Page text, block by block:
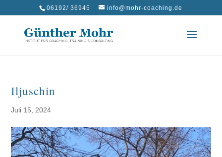
06192/ 36945 info@mohr-coaching.de
Iljuschin
Juli 15, 2024